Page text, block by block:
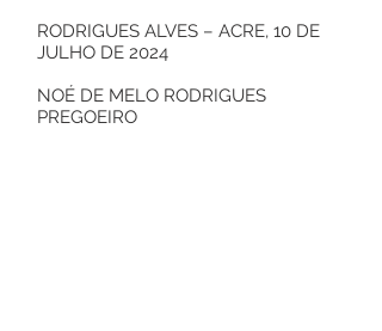
RODRIGUES ALVES – ACRE, 10 DE
JULHO DE 2024
NOÉ DE MELO RODRIGUES
PREGOEIRO